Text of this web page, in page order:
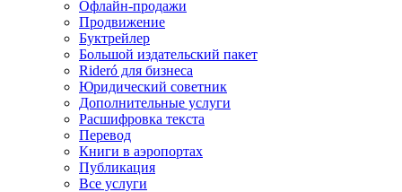
Офлайн-продажи
Продвижение
Буктрейлер
Большой издательский пакет
Rideró для бизнеса
Юридический советник
Дополнительные услуги
Расшифровка текста
Перевод
Книги в аэропортах
Публикация
Все услуги